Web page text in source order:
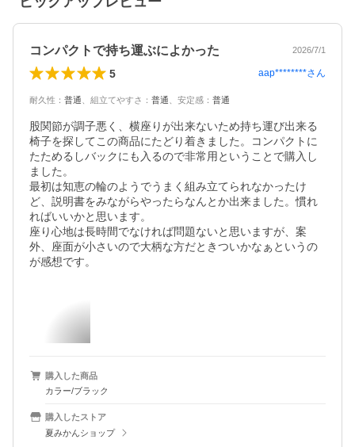
コンパクトで持ち運ぶによかった 2026/7/1
5 aap********さん
耐久性 ： 普通 組立てやすさ ： 普通 安定感 ： 普通
股関節が調子悪く、横座りが出来ないため持ち運び出来る
椅子を探してこの商品にたどり着きました。コンパクトに
たためるしバックにも入るので非常用ということで購入し
ました。
最初は知恵の輪のようでうまく組み立てられなかったけ
ど、説明書をみながらやったらなんとか出来ました。慣れ
ればいいかと思います。
座り心地は長時間でなければ問題ないと思いますが、案
外、座面が小さいので大柄な方だときついかなぁというの
が感想です。
購入した商品
カラー/ブラック
購入したストア
夏みかんショップ